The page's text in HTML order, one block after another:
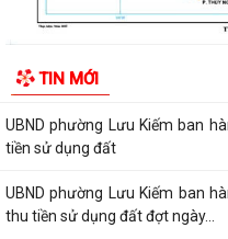
TIN MỚI
TẠO VIDEO CLIP "TỔ QUỐC
dịch trên địa bàn phường Lưu
UBND phường Lưu Kiếm ban
tiền sử dụng đất
UBND phường Lưu Kiếm ban
thu tiền sử dụng đất đợt ngày...